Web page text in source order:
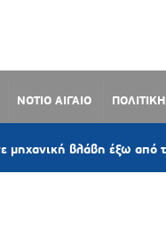
ΝΟΤΙΟ ΑΙΓΑΙΟ ΠΟΛΙΤΙΚΗ
έξω από το Βουρκάρι